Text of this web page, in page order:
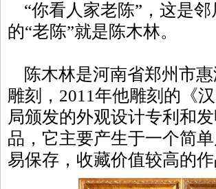
“你看人家老陈”，这是
的“老陈”就是陈木林。
陈木林是河南省郑州市
雕刻，2011年他雕刻的《
局颁发的外观设计专利和
品，它主要产生于一个简
易保存，收藏价值较高的作